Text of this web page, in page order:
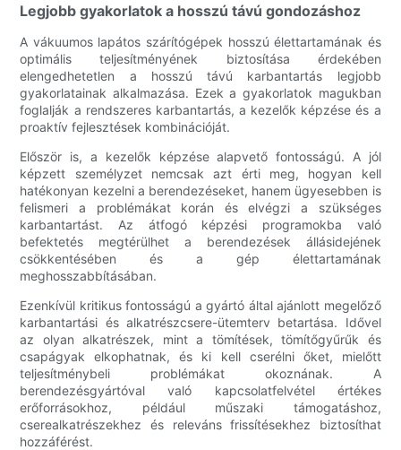
Legjobb gyakorlatok a hosszú távú gondozáshoz
A vákuumos lapátos szárítógépek hosszú élettartamának és
optimális teljesítményének biztosítása érdekében
elengedhetetlen a hosszú távú karbantartás legjobb
gyakorlatainak alkalmazása. Ezek a gyakorlatok magukban
foglalják a rendszeres karbantartás, a kezelők képzése és a
proaktív fejlesztések kombinációját.
Először is, a kezelők képzése alapvető fontosságú. A jól
képzett személyzet nemcsak azt érti meg, hogyan kell
hatékonyan kezelni a berendezéseket, hanem ügyesebben is
felismeri a problémákat korán és elvégzi a szükséges
karbantartást. Az átfogó képzési programokba való
befektetés megtérülhet a berendezések állásidejének
csökkentésében és a gép élettartamának
meghosszabbításában.
Ezenkívül kritikus fontosságú a gyártó által ajánlott megelőző
karbantartási és alkatrészcsere-ütemterv betartása. Idővel
az olyan alkatrészek, mint a tömítések, tömítőgyűrűk és
csapágyak elkophatnak, és ki kell cserélni őket, mielőtt
teljesítménybeli problémákat okoznának. A
berendezésgyártóval való kapcsolatfelvétel értékes
erőforrásokhoz, például műszaki támogatáshoz,
cserealkatrészekhez és releváns frissítésekhez biztosíthat
hozzáférést.